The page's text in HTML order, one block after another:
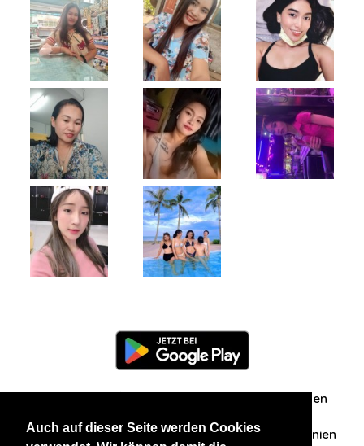
Auch auf dieser Seite werden Cookies
Zuschriften/Erfahrungen
Datenschutzerklärung AGB Datenschutzrichtlinien